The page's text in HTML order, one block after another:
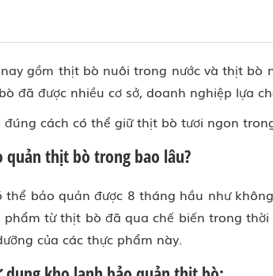
gồm thịt bò nuôi trong nước và thịt
đã được nhiều cơ sở, doanh nghiệp lựa
cách có thể giữ thịt bò tươi ngon
quản thịt bò trong bao lâu?
thể bảo quản được 8 tháng hầu như
từ thịt bò đã qua chế biến trong
của các thực phẩm này.